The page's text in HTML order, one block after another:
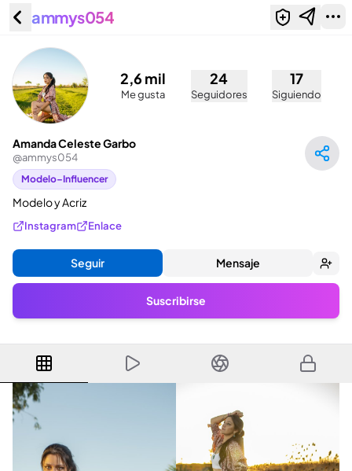
Amanda Celeste Garbo
ammys054
2,6 mil
Me gusta
24
Seguidores
17
Siguiendo
Amanda Celeste Garbo
@ammys054
Modelo–Influencer
Modelo y Acriz
Instagram Enlace
Seguir Mensaje
Suscribirse